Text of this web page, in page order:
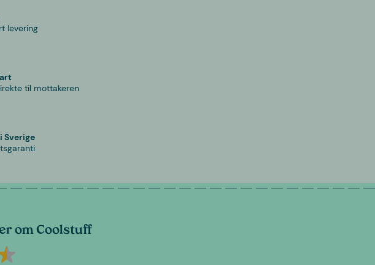
levering
til mottakeren
Sverige
om Coolstuff